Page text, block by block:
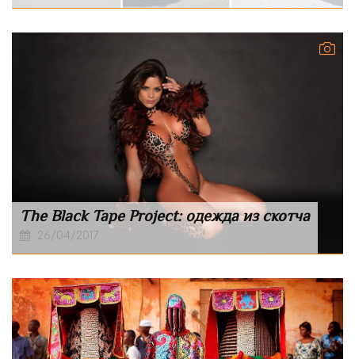
The Black Tape Project: одежда из скотча
26/04/2017